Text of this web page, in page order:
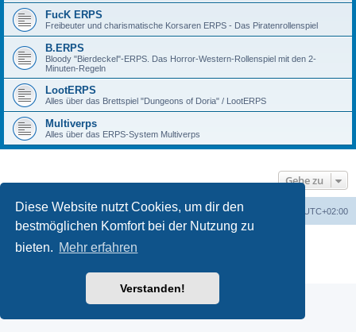
Diese Website nutzt Cookies, um dir den
bestmöglichen Komfort bei der Nutzung zu
bieten. Mehr erfahren
Verstanden!
FucK ERPS
Freibeuter und charismatische Korsaren ERPS - Das Piratenrollenspiel
B.ERPS
Bloody "Bierdeckel"-ERPS. Das Horror-Western-Rollenspiel mit den 2-
Minuten-Regeln
LootERPS
Alles über das Brettspiel "Dungeons of Doria" / LootERPS
Multiverps
Alles über das ERPS-System Multiverps
Gehe zu
erps.de Foren-Übersicht UTC+02:00
Deutsche Übersetzung durch